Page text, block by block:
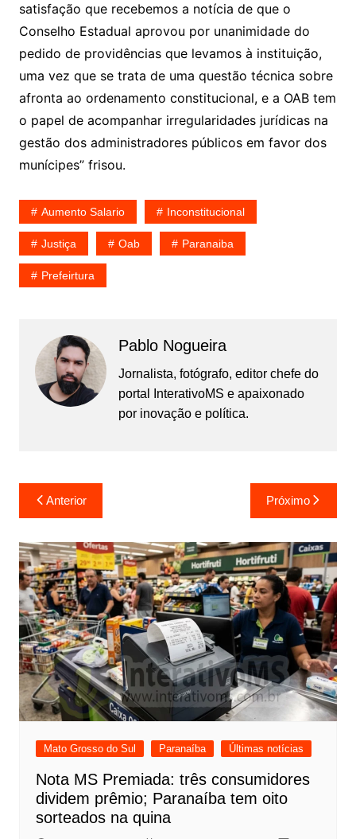
satisfação que recebemos a notícia de que o
Conselho Estadual aprovou por unanimidade do
pedido de providências que levamos à instituição,
uma vez que se trata de uma questão técnica sobre
afronta ao ordenamento constitucional, e a OAB tem
o papel de acompanhar irregularidades jurídicas na
gestão dos administradores públicos em favor dos
munícipes” frisou.
Aumento Salario Inconstitucional
Justiça Oab Paranaiba
Prefeirtura
Pablo Nogueira
Jornalista, fotógrafo, editor chefe do
portal InterativoMS e apaixonado
por inovação e política.
Navegação
de
Post
Anterior Próximo
Mato Grosso do Sul Paranaíba Últimas notícias
Nota MS Premiada: três consumidores
dividem prêmio; Paranaíba tem oito
sorteados na quina